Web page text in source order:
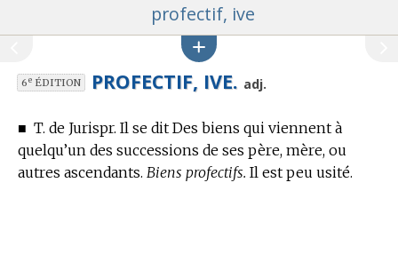
profectif, ive
6eÉDITION PROFECTIF, IVE. adj.
■ T. de Jurispr. Il se dit Des biens qui viennent à
quelqu’un des successions de ses père, mère, ou
autres ascendants. Biens profectifs. Il est peu usité.